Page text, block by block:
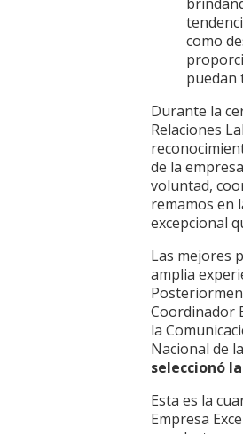
como
puedan
Durante la
Relaciones
de la
voluntad,
remamos en
excepcional
Las mejores
amplia
Coordinador
la
Nacional de
seleccionó
Esta es la
Empresa